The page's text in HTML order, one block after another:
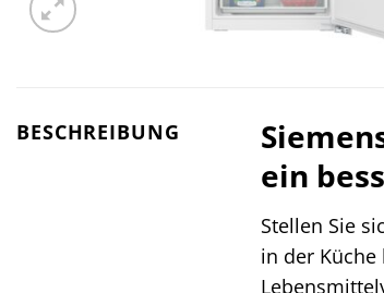
BESCHREIBUNG
ein
Stellen Sie
in der